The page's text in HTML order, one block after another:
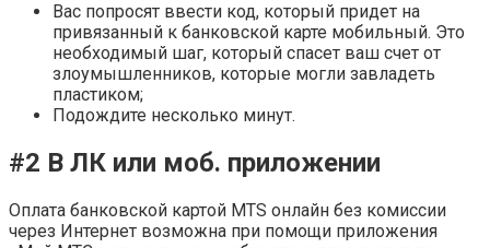
Вас попросят ввести код, который придет на
привязанный к банковской карте мобильный. Это
необходимый шаг, который спасет ваш счет от
злоумышленников, которые могли завладеть
пластиком;
Подождите несколько минут.
#2 В ЛК или моб. приложении
Оплата банковской картой MTS онлайн без комиссии
через Интернет возможна при помощи приложения